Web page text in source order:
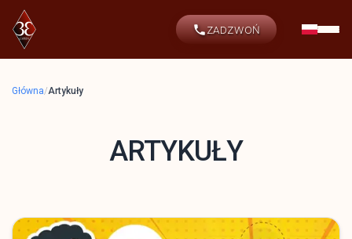
ZADZWOŃ
Główna/Artykuły
ARTYKUŁY